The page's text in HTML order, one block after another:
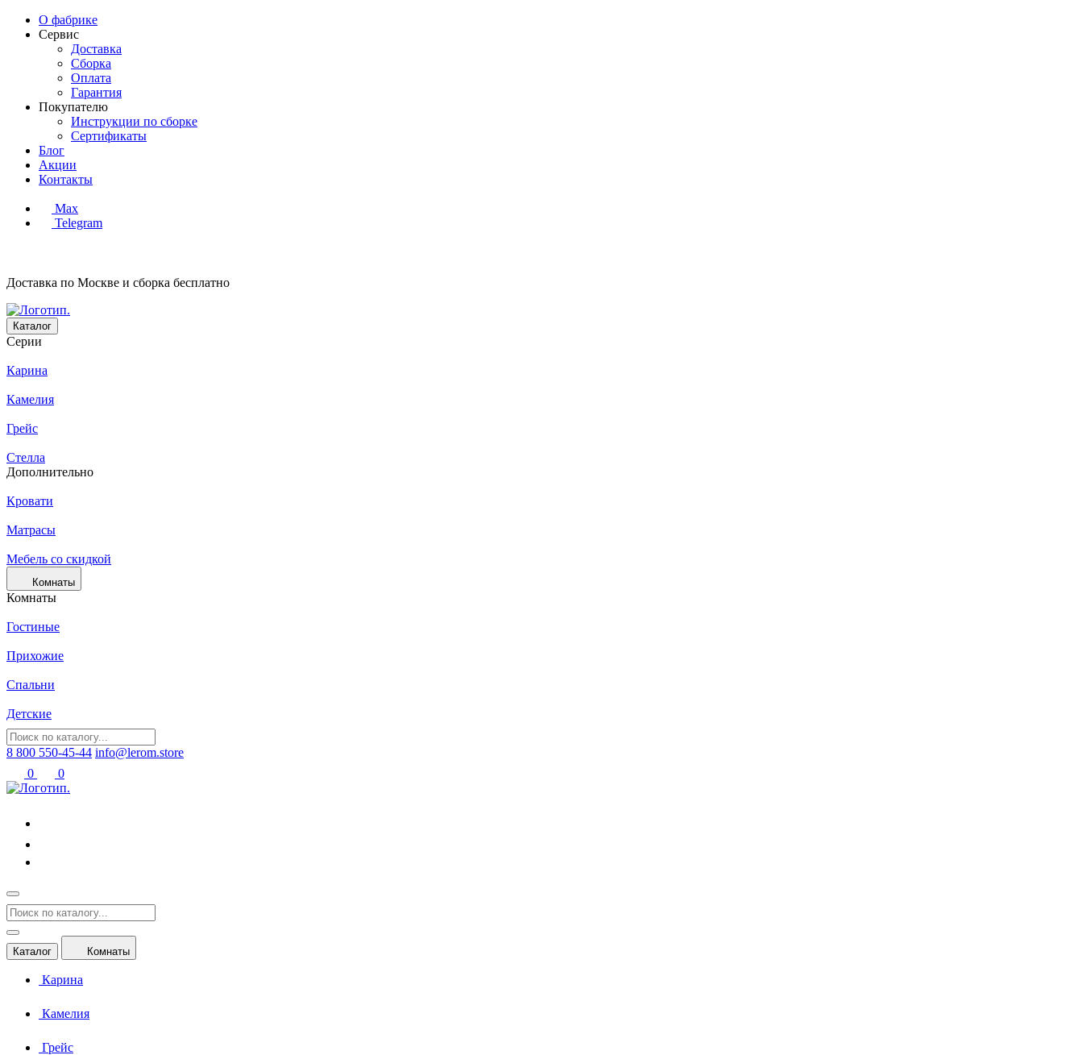
О фабрике
Сервис
Доставка
Сборка
Оплата
Гарантия
Покупателю
Инструкции по сборке
Сертификаты
Блог
Акции
Контакты
Max
Telegram
Доставка по Москве и сборка бесплатно
Каталог
Серии
Карина
Камелия
Грейс
Стелла
Дополнительно
Кровати
Матрасы
Мебель со скидкой
Комнаты
Комнаты
Гостиные
Прихожие
Спальни
Детские
8 800 550-45-44 info@lerom.store
0
0
Каталог Комнаты
Карина
Камелия
Грейс